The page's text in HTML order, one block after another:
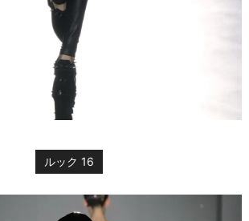
ルック 16